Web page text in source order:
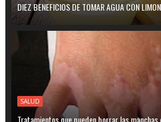
DIEZ BENEFICIOS DE TOMAR AGUA CON
SALUD